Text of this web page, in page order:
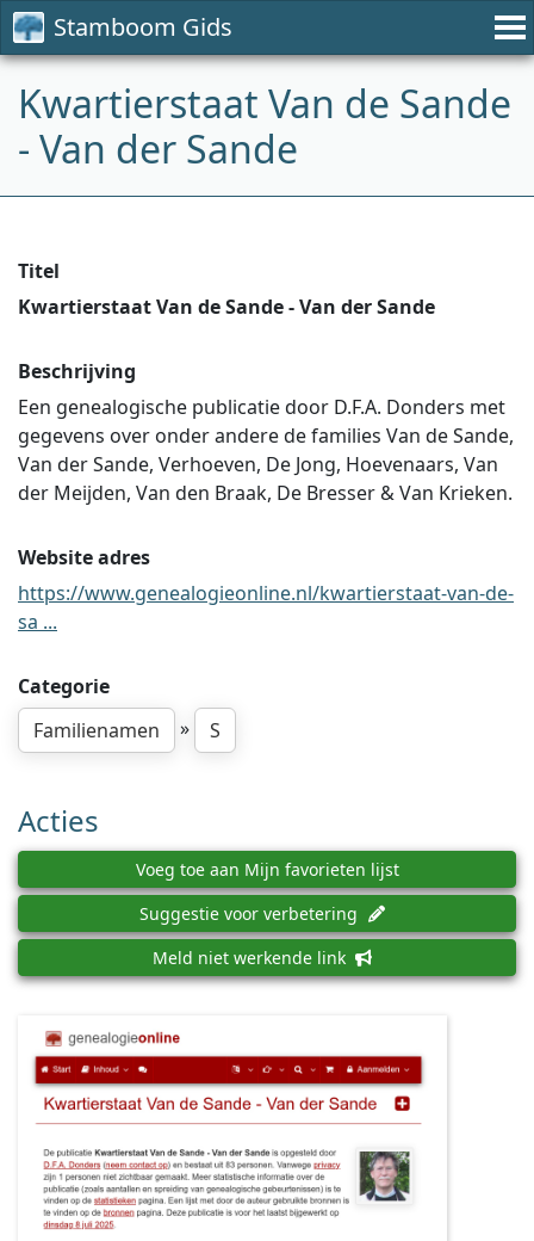
Stamboom Gids
Kwartierstaat Van de Sande
- Van der Sande
Titel
Kwartierstaat Van de Sande - Van der Sande
Beschrijving
Een genealogische publicatie door D.F.A. Donders met
gegevens over onder andere de families Van de Sande,
Van der Sande, Verhoeven, De Jong, Hoevenaars, Van
der Meijden, Van den Braak, De Bresser & Van Krieken.
Website adres
https://www.genealogieonline.nl/kwartierstaat-van-de-
sa ...
Categorie
Familienamen
» S
Acties
Voeg toe aan Mijn favorieten lijst
Suggestie voor verbetering
Meld niet werkende link